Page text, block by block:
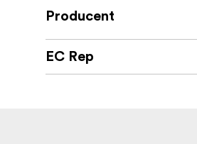
Producent
EC Rep